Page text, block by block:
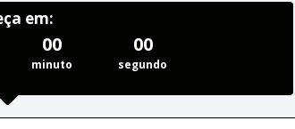
em:
00
minuto
00
segundo